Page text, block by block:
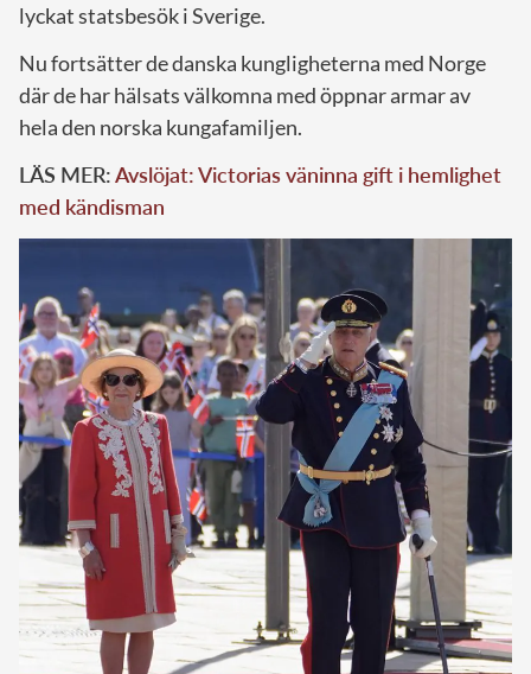
lyckat statsbesök i Sverige.
Nu fortsätter de danska kungligheterna med Norge
där de har hälsats välkomna med öppnar armar av
hela den norska kungafamiljen.
LÄS MER:Avslöjat: Victorias väninna gift i hemlighet
med kändisman